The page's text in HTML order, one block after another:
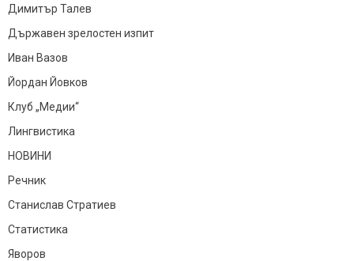
Димитър Талев
Държавен зрелостен изпит
Иван Вазов
Йордан Йовков
Клуб „Медии“
Лингвистика
НОВИНИ
Речник
Станислав Стратиев
Статистика
Яворов